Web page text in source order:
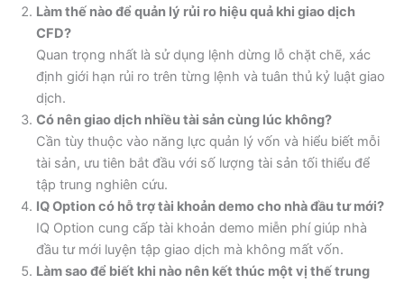
Làm thế nào để quản lý rủi ro hiệu quả khi giao dịch
CFD?
Quan trọng nhất là sử dụng lệnh dừng lỗ chặt chẽ, xác
định giới hạn rủi ro trên từng lệnh và tuân thủ kỷ luật giao
dịch.
Có nên giao dịch nhiều tài sản cùng lúc không?
Cần tùy thuộc vào năng lực quản lý vốn và hiểu biết mỗi
tài sản, ưu tiên bắt đầu với số lượng tài sản tối thiểu để
tập trung nghiên cứu.
IQ Option có hỗ trợ tài khoản demo cho nhà đầu tư mới?
IQ Option cung cấp tài khoản demo miễn phí giúp nhà
đầu tư mới luyện tập giao dịch mà không mất vốn.
Làm sao để biết khi nào nên kết thúc một vị thế trung